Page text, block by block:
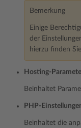
Bemerkung
Einige
der
hierzu finden
Hosting-
Beinhaltet
PHP-
Beinhaltet die